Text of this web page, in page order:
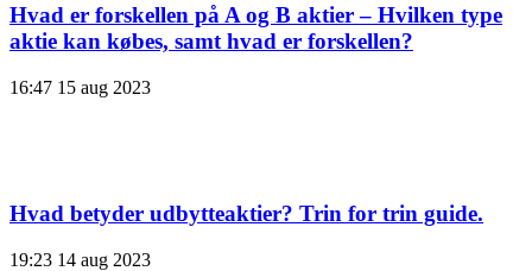
Hvad er forskellen på A og B aktier – Hvilken type
aktie kan købes, samt hvad er forskellen?
16:47 15 aug 2023
Hvad betyder udbytteaktier? Trin for trin guide.
19:23 14 aug 2023